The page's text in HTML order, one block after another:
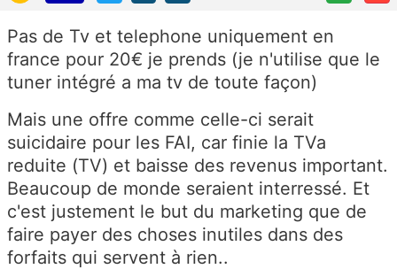
Pas de Tv et telephone uniquement en
france pour 20€ je prends (je n'utilise que le
tuner intégré a ma tv de toute façon)
Mais une offre comme celle-ci serait
suicidaire pour les FAI, car finie la TVa
reduite (TV) et baisse des revenus important.
Beaucoup de monde seraient interressé. Et
c'est justement le but du marketing que de
faire payer des choses inutiles dans des
forfaits qui servent à rien..